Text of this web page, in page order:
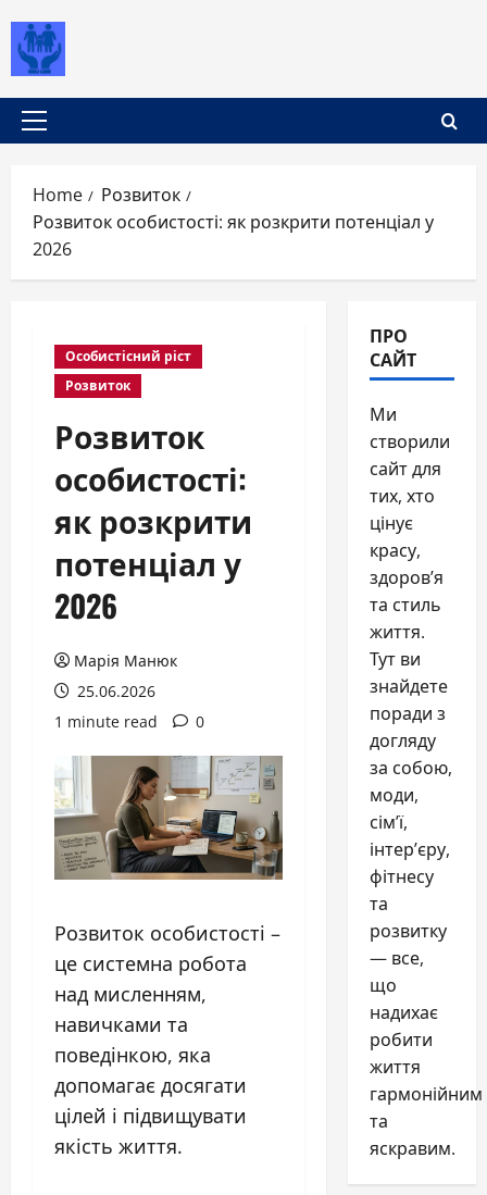
content
Primary
Home
Розвиток
Розвиток особистості: як розкрити потенціал у
2026
Особистісний ріст
Розвиток
Розвиток
особистості:
як розкрити
потенціал у
2026
Марія Манюк
25.06.2026
1 minute read
0
Розвиток особистості –
це системна робота
над мисленням,
навичками та
поведінкою, яка
допомагає досягати
цілей і підвищувати
якість життя.
ПРО
САЙТ
Ми
створили
сайт для
тих, хто
цінує
красу,
здоров’я
та стиль
життя.
Тут ви
знайдете
поради з
догляду
за собою,
моди,
сім’ї,
інтер’єру,
фітнесу
та
розвитку
— все,
що
надихає
робити
життя
гармонійним
та
яскравим.